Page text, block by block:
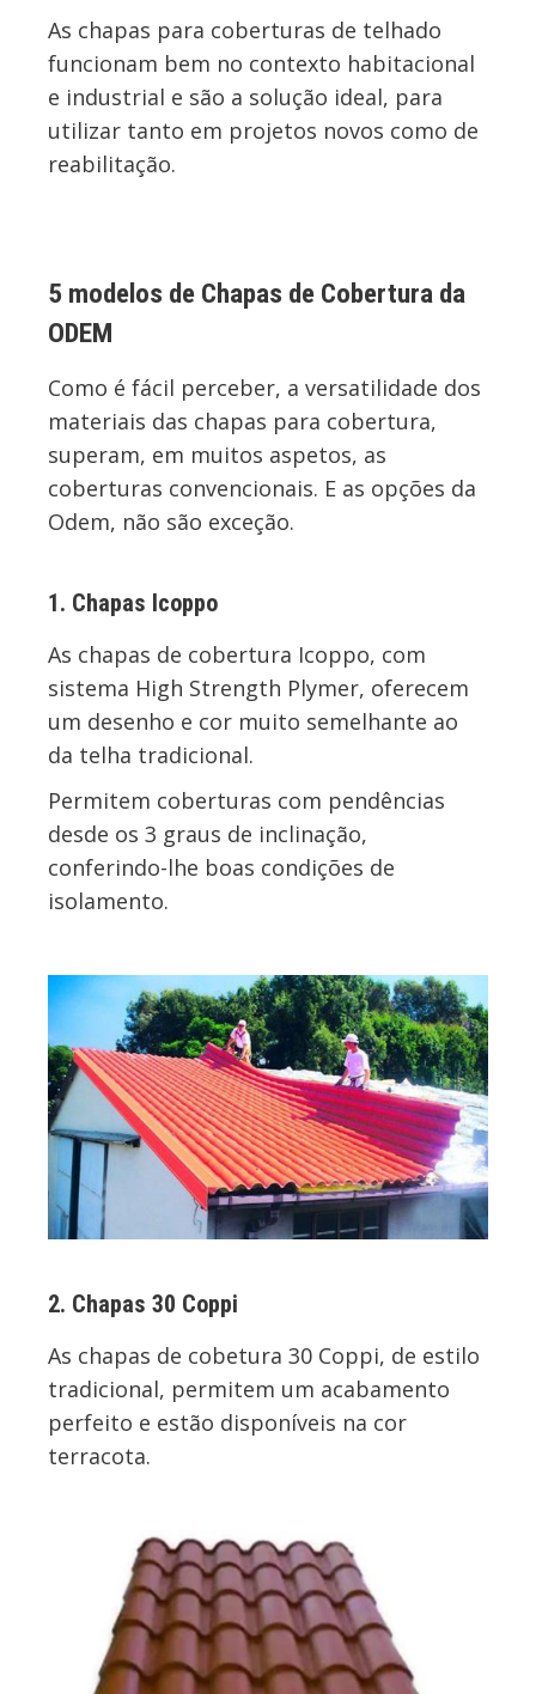
As chapas para coberturas de telhado
funcionam bem no contexto habitacional
e industrial e são a solução ideal, para
utilizar tanto em projetos novos como de
reabilitação.
5 modelos de Chapas de Cobertura da
ODEM
Como é fácil perceber, a versatilidade dos
materiais das chapas para cobertura,
superam, em muitos aspetos, as
coberturas convencionais. E as opções da
Odem, não são exceção.
1. Chapas Icoppo
As chapas de cobertura Icoppo, com
sistema High Strength Plymer, oferecem
um desenho e cor muito semelhante ao
da telha tradicional.
Permitem coberturas com pendências
desde os 3 graus de inclinação,
conferindo-lhe boas condições de
isolamento.
2. Chapas 30 Coppi
As chapas de cobetura 30 Coppi, de estilo
tradicional, permitem um acabamento
perfeito e estão disponíveis na cor
terracota.